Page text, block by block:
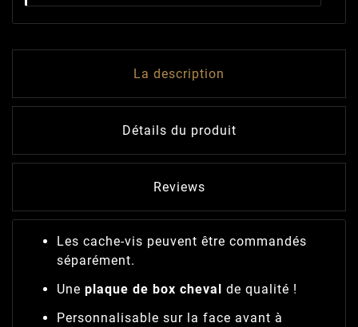
La description
Détails du produit
Reviews
Les cache-vis peuvent être commandés
séparément.
Une plaque de box cheval de qualité !
Personnalisable sur la face avant à